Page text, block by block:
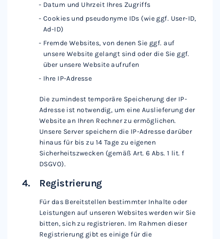
Datum und Uhrzeit Ihres Zugriffs
Cookies und pseudonyme IDs (wie ggf. User-ID,
Ad-ID)
Fremde Websites, von denen Sie ggf. auf
unsere Website gelangt sind oder die Sie ggf.
über unsere Website aufrufen
Ihre IP-Adresse
Die zumindest temporäre Speicherung der IP-
Adresse ist notwendig, um eine Auslieferung der
Website an Ihren Rechner zu ermöglichen.
Unsere Server speichern die IP-Adresse darüber
hinaus für bis zu 14 Tage zu eigenen
Sicherheitszwecken (gemäß Art. 6 Abs. 1 lit. f
DSGVO).
Registrierung
Für das Bereitstellen bestimmter Inhalte oder
Leistungen auf unseren Websites werden wir Sie
bitten, sich zu registrieren. Im Rahmen dieser
Registrierung gibt es einige für die